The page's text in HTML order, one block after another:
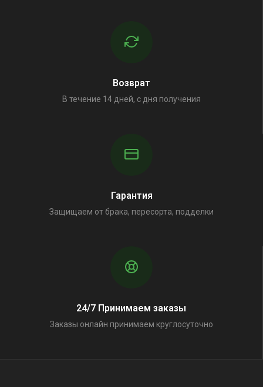
Возврат
В течение 14 дней, с дня получения
Гарантия
Защищаем от брака, пересорта, подделки
24/7 Принимаем заказы
Заказы онлайн принимаем круглосуточно